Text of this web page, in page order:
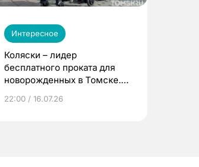
Интересное
Коляски – лидер
бесплатного проката для
новорожденных в Томске.
22:00 / 16.07.26